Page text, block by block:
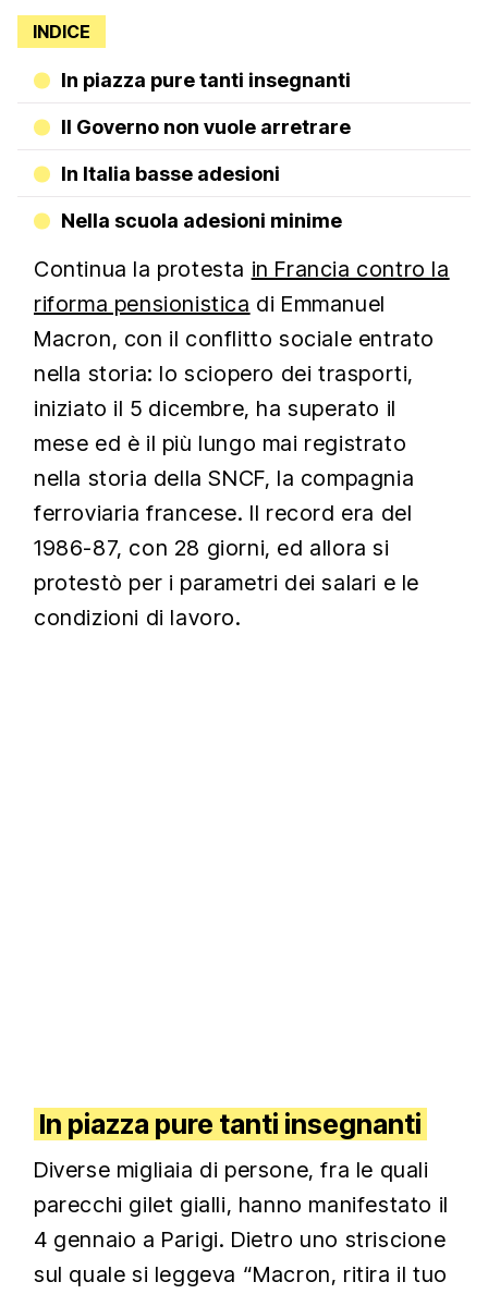
INDICE
In piazza pure tanti insegnanti
Il Governo non vuole arretrare
In Italia basse adesioni
Nella scuola adesioni minime
Continua la protesta in Francia contro la
riforma pensionistica di Emmanuel
Macron, con il conflitto sociale entrato
nella storia: lo sciopero dei trasporti,
iniziato il 5 dicembre, ha superato il
mese ed è il più lungo mai registrato
nella storia della SNCF, la compagnia
ferroviaria francese. Il record era del
1986-87, con 28 giorni, ed allora si
protestò per i parametri dei salari e le
condizioni di lavoro.
In piazza pure tanti insegnanti
Diverse migliaia di persone, fra le quali
parecchi gilet gialli, hanno manifestato il
4 gennaio a Parigi. Dietro uno striscione
sul quale si leggeva “Macron, ritira il tuo